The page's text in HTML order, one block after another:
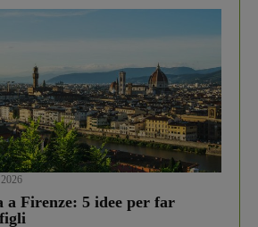
a Firenze: 5 idee per far